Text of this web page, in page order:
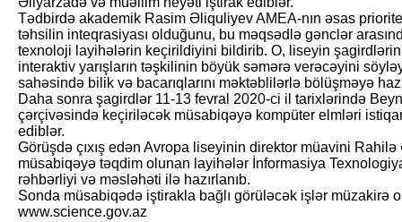
Tədbirdə akademik Rasim Əliquliyev AMEA-nın əsas
təhsilin inteqrasiyası olduğunu, bu məqsədlə gənclər
texnoloji layihələrin keçirildiyini bildirib. O, liseyin
interaktiv yarışların təşkilinin böyük səmərə verəcəyini
sahəsində bilik və bacarıqlarını məktəblilərlə bölüşməyə
Daha sonra şagirdlər 11-13 fevral 2020-ci il tarixlərində
çərçivəsində keçiriləcək müsabiqəyə kompüter elmləri
ediblər.
Görüşdə çıxış edən Avropa liseyinin direktor müavini
müsabiqəyə təqdim olunan layihələr İnformasiya
rəhbərliyi və məsləhəti ilə hazırlanıb.
Sonda müsabiqədə iştirakla bağlı görüləcək işlər müzakirə
www.science.gov.az